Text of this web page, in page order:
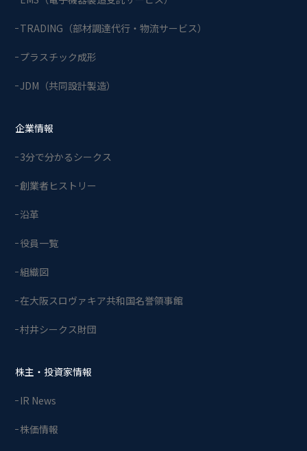
TRADING（部材調達代行・物流サービス）
プラスチック成形
JDM（共同設計製造）
企業情報
3分で分かるシークス
創業者ヒストリー
沿革
役員一覧
組織図
在大阪スロヴァキア共和国名誉領事館
村井シークス財団
株主・投資家情報
IR News
株価情報